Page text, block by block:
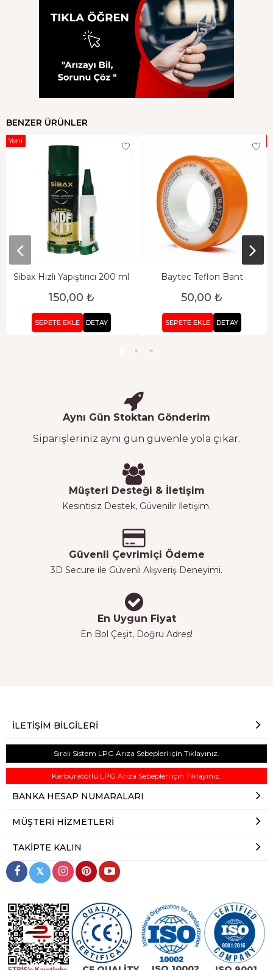
BENZER ÜRÜNLER
Sibax Hızlı Yapıştırıcı 200 ml
150,00 ₺
SEPETE EKLE DETAY
Yeni
Baytec Teflon Bant
50,00 ₺
SEPETE EKLE DETAY
Aynı Gün Stoktan Gönderim
Siparişleriniz aynı gün güvenle yola çıkar.
Müşteri Desteği & İletişim
Kesintisiz Destek, Güvenilir İletişim.
Güvenli Çevrimiçi Ödeme
3D Secure ile Güvenli Alışveriş Deneyimi.
En Uygun Fiyat
En Bol Çeşit, Doğru Adres!
İLETIŞIM BILGILERI
Sıralı Sistem LPG Arıza Sebepleri için Tıklayınız.
Karbüratörlü LPG Arıza Sebepleri için Tıklayınız.
BANKA HESAP NUMARALARI
MÜŞTERI HIZMETLERI
TAKIPTE KALIN
𝕏